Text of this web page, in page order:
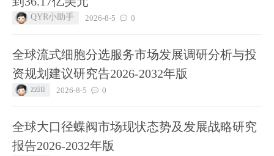
QYR小助手 2026-8-5 0
全球流式细胞分选服务市场发展调研分析与投
资规划建议研究告2026-2032年版
zziti 2026-8-5 0
全球大口径蝶阀市场现状态势及发展战略研究
报告2026-2032年版